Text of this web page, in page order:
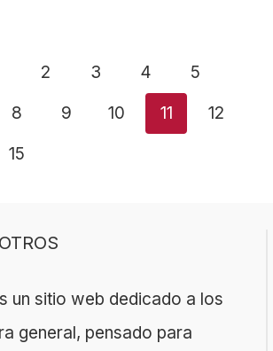
2 3 4
5
8 9 10 11
12
15
un sitio web dedicado a los
general, pensado para